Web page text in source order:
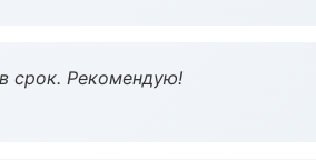
срок. Рекомендую!